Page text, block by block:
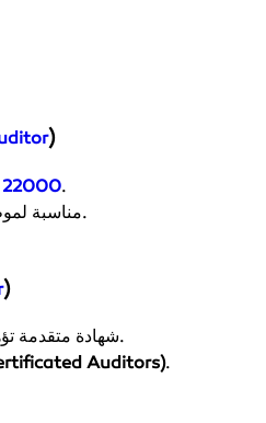
)
22000.
مناسبة لموظفي الجودة والمفتشين الداخليين في مصانع الأغذية والمطاعم الكبرى.
)
شهادة متقدمةعلى الشركات والمؤسسات الغذائية.
Auditors).